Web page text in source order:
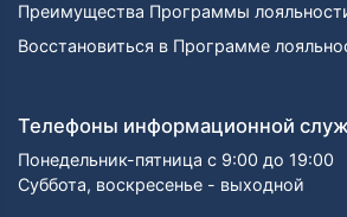
Преимущества Программы
Восстановиться в Программе
Телефоны информационной
Понедельник-пятница с 9:00 до 19:00
Суббота, воскресенье - выходной